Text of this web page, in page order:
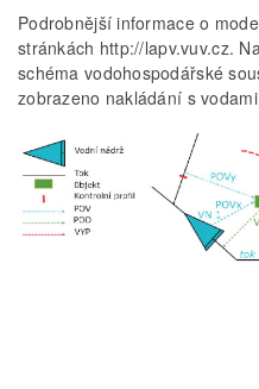
Podrobnější informace o
stránkách http://lapv.vuv.cz.
schéma vodohospodářské
zobrazeno nakládání s